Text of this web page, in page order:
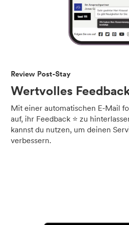
Review Post-Stay
Wertvolles
Mit einer automatischen E-Mail
auf, ihr Feedback ⭐ zu
kannst du nutzen, um deinen
verbessern.